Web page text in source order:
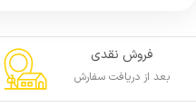
فروش نقدی
بعد از دریافت سفارش